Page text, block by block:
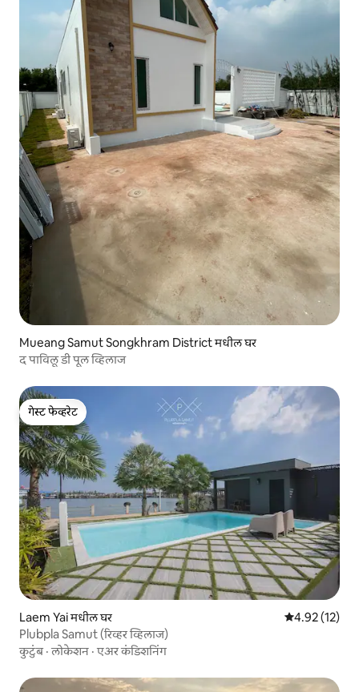
Mueang Samut Songkhram District मधील घर
द पाविलू डी पूल व्हिलाज
गेस्ट फेव्हरेट
गेस्ट फेव्हरेट
Laem Yai मधील घर 5 पैकी 4.92
4.92 (12)
Plubpla Samut (रिव्हर व्हिलाज)
कुटुंब·लोकेशन ·एअर कंडिशनिंग